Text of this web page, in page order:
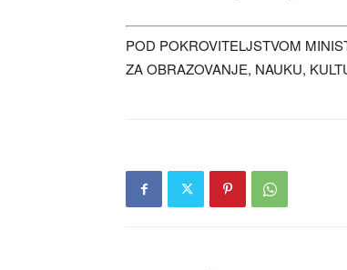
POD POKROVITELJSTVOM
ZA OBRAZOVANJE, NAUKU,